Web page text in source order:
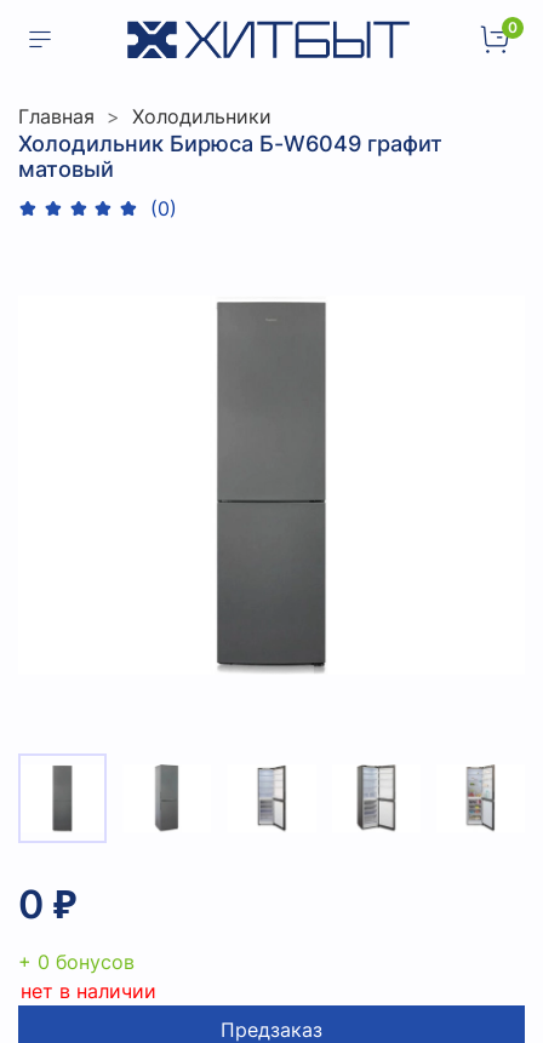
0
Главная Холодильники
Холодильник Бирюса Б-W6049 графит
матовый
(0)
0 ₽
+ 0 бонусов
нет в наличии
Предзаказ